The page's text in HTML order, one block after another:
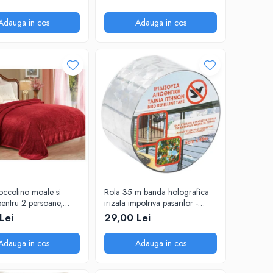
in cos Adauga in cos
moale si
2 persoane,
Grena
in cos
Rola 35 m banda holografica
irizata impotriva pasarilor -
porumbei, grauri, vrabii
29,00 Lei
Adauga in cos